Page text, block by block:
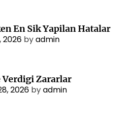
En Sik Yapilan Hatalar
2026 byadmin
Zararlar
2026 byadmin